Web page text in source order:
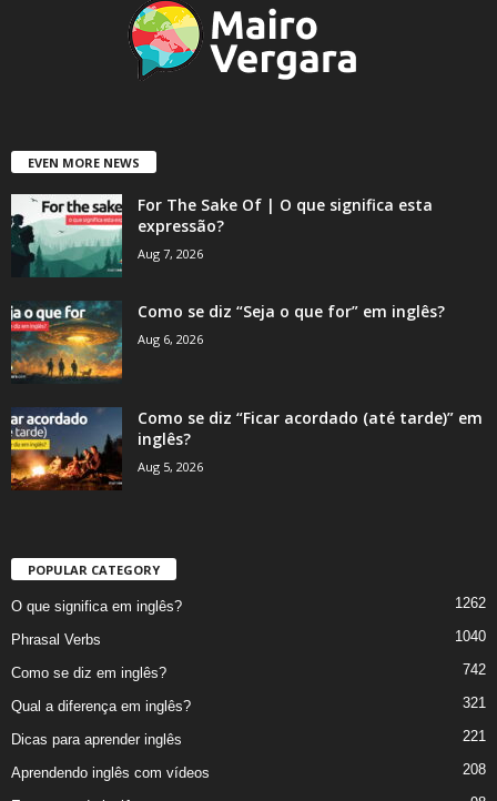
EVEN MORE NEWS
For The Sake Of | O que significa esta
expressão?
Aug 7, 2026
Como se diz “Seja o que for” em inglês?
Aug 6, 2026
Como se diz “Ficar acordado (até tarde)” em
inglês?
Aug 5, 2026
POPULAR CATEGORY
O que significa em inglês? 1262
Phrasal Verbs 1040
Como se diz em inglês? 742
Qual a diferença em inglês? 321
Dicas para aprender inglês 221
Aprendendo inglês com vídeos 208